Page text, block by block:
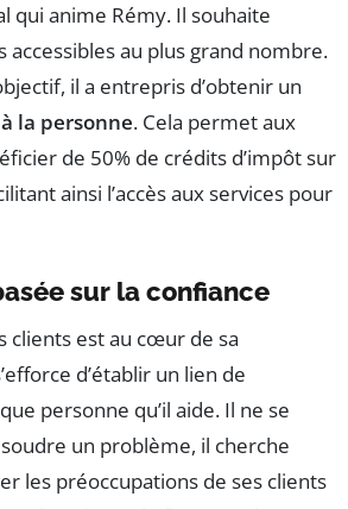
qui anime Rémy. Il souhaite
accessibles au plus grand nombre.
il a entrepris d’obtenir un
la personne. Cela permet aux
de 50% de crédits d’impôt sur
ainsi l’accès aux services pour
sur la confiance
clients est au cœur de sa
d’établir un lien de
personne qu’il aide. Il ne se
un problème, il cherche
les préoccupations de ses clients